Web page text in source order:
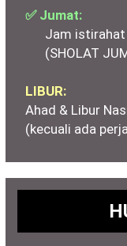
✅ Jumat:
Jam istirahat
(SHOLAT
LIBUR:
Ahad & Libur
(kecuali ada